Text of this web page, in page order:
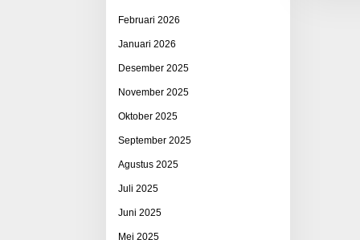
Februari 2026
Januari 2026
Desember 2025
November 2025
Oktober 2025
September 2025
Agustus 2025
Juli 2025
Juni 2025
Mei 2025